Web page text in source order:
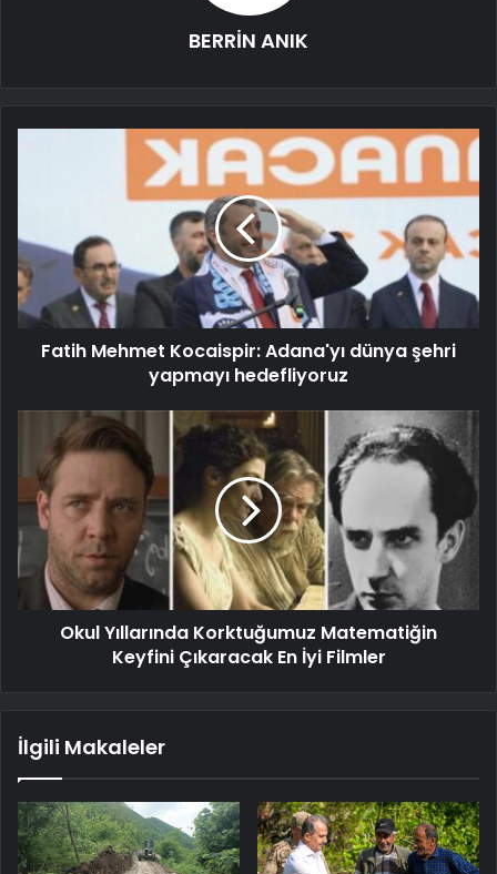
BERRİN ANIK
Fatih Mehmet Kocaispir: Adana'yı dünya şehri
yapmayı hedefliyoruz
Okul Yıllarında Korktuğumuz Matematiğin
Keyfini Çıkaracak En İyi Filmler
İlgili Makaleler